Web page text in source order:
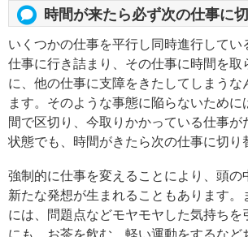
時間が来たら必ず次の仕事に
いくつかの仕事を平行し同時進行してい
仕事に行き詰まり、その仕事に時間を取
に、他の仕事に支障をきたしてしまうな
ます。そのような事態に陥らないために
間で区切り、今取りかかっている仕事が
状態でも、時間がきたら次の仕事に切り
強制的に仕事を変えることにより、頭の
新たな発想が生まれることもあります。
には、問題点などモヤモヤした気持ちを